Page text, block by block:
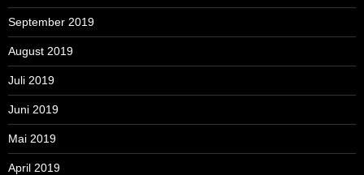
September 2019
August 2019
Juli 2019
Juni 2019
Mai 2019
April 2019